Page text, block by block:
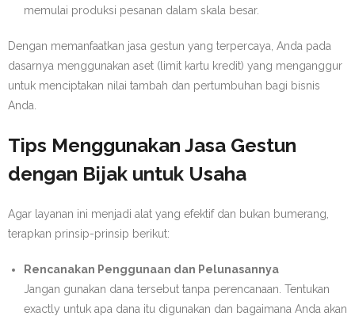
memulai produksi pesanan dalam skala besar.
Dengan memanfaatkan jasa gestun yang terpercaya, Anda pada
dasarnya menggunakan aset (limit kartu kredit) yang menganggur
untuk menciptakan nilai tambah dan pertumbuhan bagi bisnis
Anda.
Tips Menggunakan Jasa Gestun
dengan Bijak untuk Usaha
Agar layanan ini menjadi alat yang efektif dan bukan bumerang,
terapkan prinsip-prinsip berikut:
Rencanakan Penggunaan dan Pelunasannya
Jangan gunakan dana tersebut tanpa perencanaan. Tentukan
exactly untuk apa dana itu digunakan dan bagaimana Anda akan